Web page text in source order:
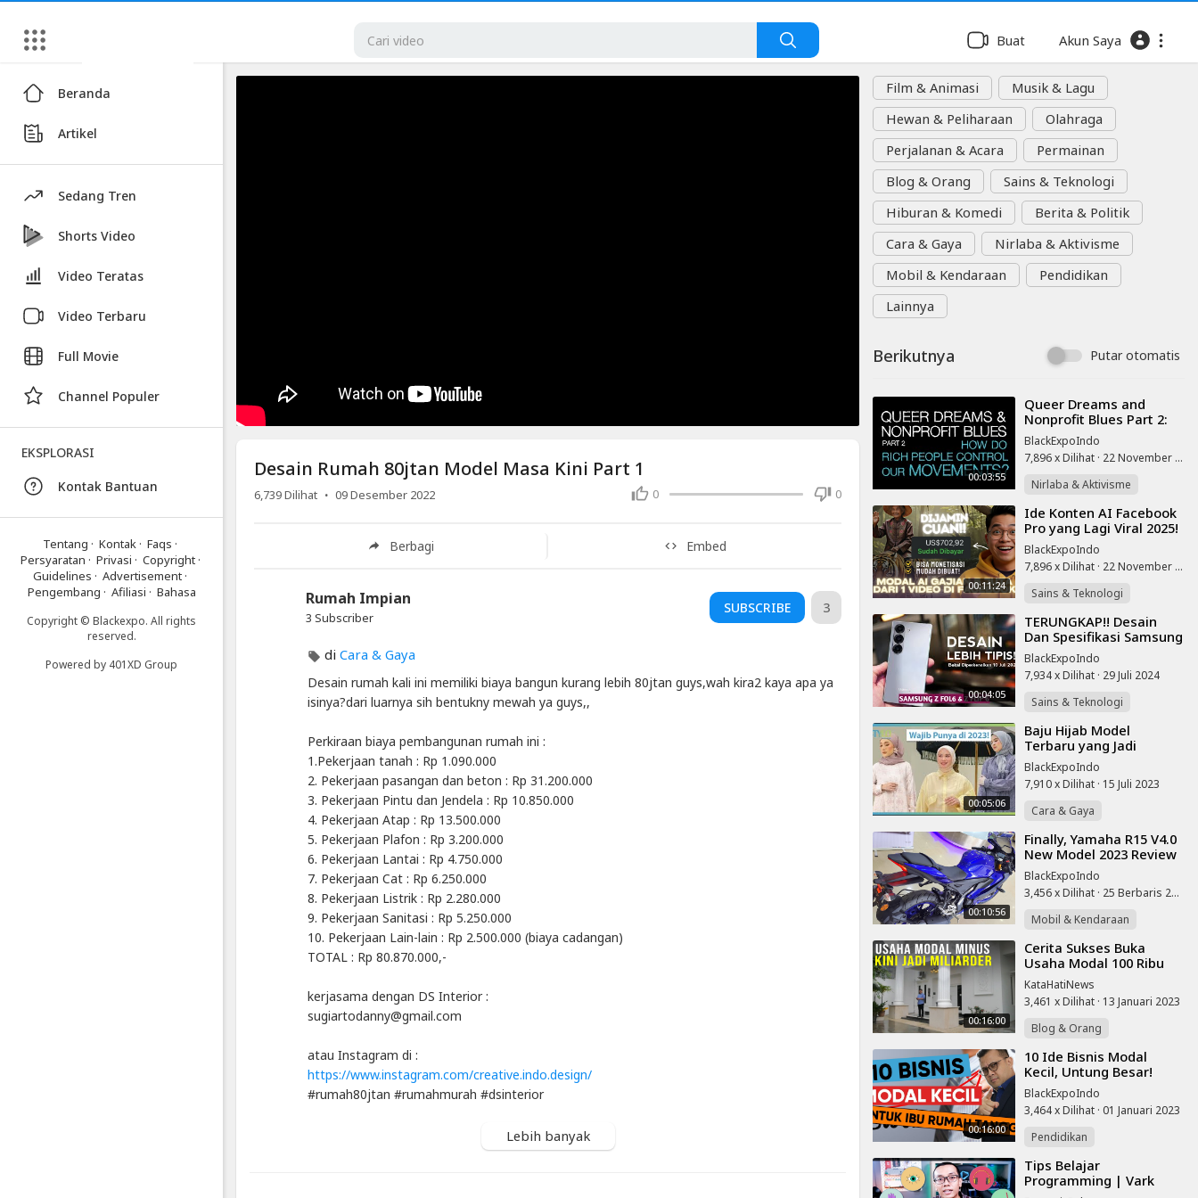
Artikel
Desain
Rumah
80jtan
Model
Masa
Kini
Part
Video
Desain
80jtan
Kini
Part
Artikel
Terbaru
Blackexpo
Info
lanjut
Rumah
Buat Akun Saya
Film & Animasi
Musik & Lagu
Hewan & Peliharaan
Olahraga
Perjalanan & Acara
Permainan
Blog & Orang
Sains & Teknologi
Hiburan & Komedi
Berita & Politik
Cara & Gaya
Nirlaba & Aktivisme
Mobil & Kendaraan
Pendidikan
Lainnya
Berikutnya Putar otomatis
00:03:55
⁣Queer Dreams and
Nonprofit Blues Part 2:
How Do Rich People
Control Our Movements?
BlackExpoIndo
7,896 x Dilihat · 22 November 2025
Nirlaba & Aktivisme
00:11:24
⁣Ide Konten AI Facebook
Pro yang Lagi Viral 2025!
Auto Gajian dari Rumah!
BlackExpoIndo
7,896 x Dilihat · 22 November 2025
Sains & Teknologi
00:04:05
⁣TERUNGKAP!! Desain
Dan Spesifikasi Samsung
Galaxy Z Fold 6 & Z Flip 6
BlackExpoIndo
7,934 x Dilihat · 29 Juli 2024
Sains & Teknologi
00:05:06
⁣Baju Hijab Model
Terbaru yang Jadi
Inspirasi Tren Fashion
Indonesia 2023: Knit
Sweater & Motif P
BlackExpoIndo
7,910 x Dilihat · 15 Juli 2023
Cara & Gaya
00:10:56
⁣Finally, Yamaha R15 V4.0
New Model 2023 Review
~ On Road Price I
Colours I Quick Shifter I
Bluetooth
BlackExpoIndo
3,456 x Dilihat · 25 Berbaris 2023
Mobil & Kendaraan
00:16:00
⁣Cerita Sukses Buka
Usaha Modal 100 Ribu
Kini Untung Milyaran
KataHatiNews
3,461 x Dilihat · 13 Januari 2023
Blog & Orang
00:16:00
⁣10 Ide Bisnis Modal
Kecil, Untung Besar!
Cocok Untuk Ibu Rumah
Tangga
BlackExpoIndo
3,464 x Dilihat · 01 Januari 2023
Pendidikan
⁣Tips Belajar
Programming | Vark
Desain Rumah 80jtan Model Masa Kini Part 1
0 0
6,739Dilihat · 09 Desember 2022
Berbagi Embed
Rumah Impian
3 Subscriber
SUBSCRIBE 3
di Cara & Gaya
Desain rumah kali ini memiliki biaya bangun kurang lebih 80jtan guys,wah kira2 kaya apa ya
isinya?dari luarnya sih bentukny mewah ya guys,,
Perkiraan biaya pembangunan rumah ini :
1.Pekerjaan tanah : Rp 1.090.000
2. Pekerjaan pasangan dan beton : Rp 31.200.000
3. Pekerjaan Pintu dan Jendela : Rp 10.850.000
4. Pekerjaan Atap : Rp 13.500.000
5. Pekerjaan Plafon : Rp 3.200.000
6. Pekerjaan Lantai : Rp 4.750.000
7. Pekerjaan Cat : Rp 6.250.000
8. Pekerjaan Listrik : Rp 2.280.000
9. Pekerjaan Sanitasi : Rp 5.250.000
10. Pekerjaan Lain-lain : Rp 2.500.000 (biaya cadangan)
TOTAL : Rp 80.870.000,-
kerjasama dengan DS Interior :
sugiartodanny@gmail.com
atau Instagram di :
https://www.instagram.com/creative.indo.design/
#rumah80jtan #rumahmurah #dsinterior
Lebih banyak
Beranda
Artikel
Sedang Tren
Shorts Video
Video Teratas
Video Terbaru
Full Movie
Channel Populer
EKSPLORASI
Kontak Bantuan
Tentang · Kontak · Faqs ·
Persyaratan · Privasi · Copyright·
Guidelines · Advertisement ·
Pengembang · Afiliasi · Bahasa
Copyright © Blackexpo. All rights
reserved.
Powered by 401XD Group